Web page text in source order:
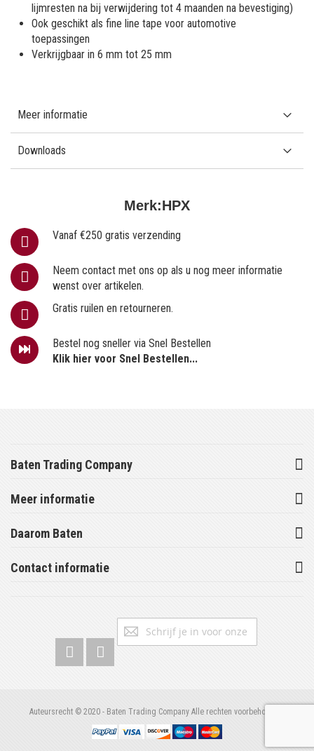
Merk:HPX
Vanaf €250 gratis verzending
Neem contact met ons op als u nog meer informatie
wenst over artikelen.
Gratis ruilen en retourneren.
Bestel nog sneller via Snel Bestellen
Klik hier voor Snel Bestellen...
lijmresten na bij verwijdering tot 4 maanden na bevestiging)
Ook geschikt als fine line tape voor automotive
toepassingen
Verkrijgbaar in 6 mm tot 25 mm
Meer informatie
Downloads
Baten Trading Company
Meer informatie
Daarom Baten
Contact informatie
Abonneer
Auteursrecht © 2020 - Baten Trading Company Alle rechten voorbehouden.